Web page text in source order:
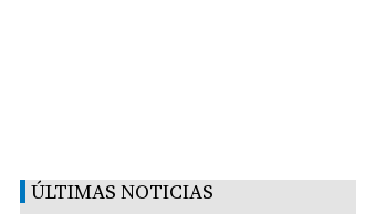
ÚLTIMAS NOTICIAS